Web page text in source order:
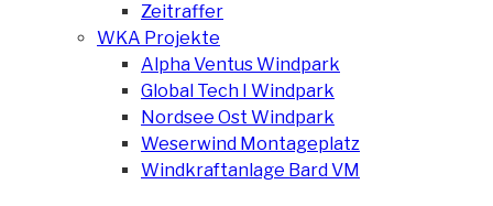
Zeitraffer
WKA Projekte
Alpha Ventus Windpark
Global Tech I Windpark
Nordsee Ost Windpark
Weserwind Montageplatz
Windkraftanlage Bard VM